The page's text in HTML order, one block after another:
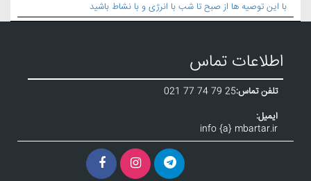
با این توصیه ها از صبح تا شب با انرژی و با نشاط باشید
اطلاعات تماس
تلفن تماس:021 77 74 79 25
ایمیل:
info {a} mbartar.ir